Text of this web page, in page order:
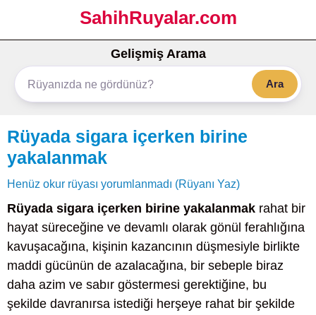
SahihRuyalar.com
Gelişmiş Arama
Ara
Rüyada sigara içerken birine
yakalanmak
Henüz okur rüyası yorumlanmadı (Rüyanı Yaz)
Rüyada sigara içerken birine yakalanmak rahat bir
hayat süreceğine ve devamlı olarak gönül ferahlığına
kavuşacağına, kişinin kazancının düşmesiyle birlikte
maddi gücünün de azalacağına, bir sebeple biraz
daha azim ve sabır göstermesi gerektiğine, bu
şekilde davranırsa istediği herşeye rahat bir şekilde